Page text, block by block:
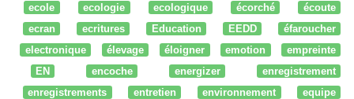
ecole
ecologie ecologique écorché
écoute
ecran
ecritures Education EEDD
éfaroucher
electronique
élevage éloigner emotion
empreinte
EN
encoche energizer
enregistrement
enregistrements
entretien environnement
equipe